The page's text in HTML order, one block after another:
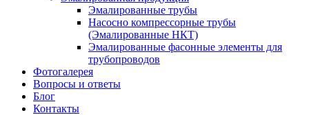
Эмалированные трубы
Насосно компрессорные трубы
(Эмалированные НКТ)
Эмалированные фасонные элементы для
трубопроводов
Фотогалерея
Вопросы и ответы
Блог
Контакты